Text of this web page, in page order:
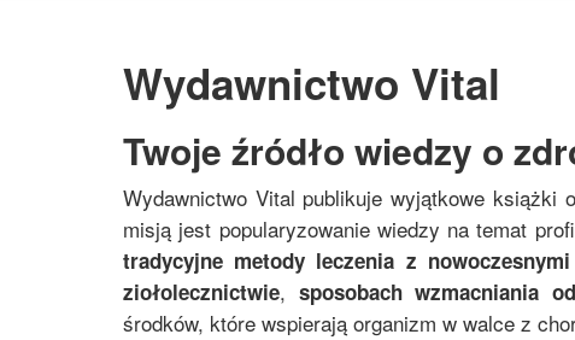
Wydawnictwo Vital
Twoje źródło wiedzy o
Wydawnictwo Vital publikuje wyjątkowe
misją jest popularyzowanie wiedzy na temat
tradycyjne metody leczenia z
ziołolecznictwie, sposobach wzmacniania
środków, które wspierają organizm w walce z